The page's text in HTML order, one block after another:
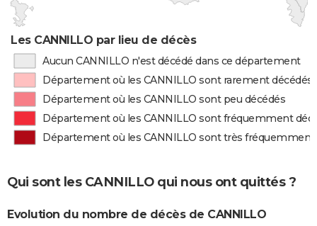
Les CANNILLO par lieu de décès
Aucun CANNILLO n'est décédé dans ce département
Département où les CANNILLO sont rarement décédés
Département où les CANNILLO sont peu décédés
Département où les CANNILLO sont fréquemment
Département où les CANNILLO sont très fréquemment
Qui sont les CANNILLO qui nous ont quittés ?
Evolution du nombre de décès de CANNILLO